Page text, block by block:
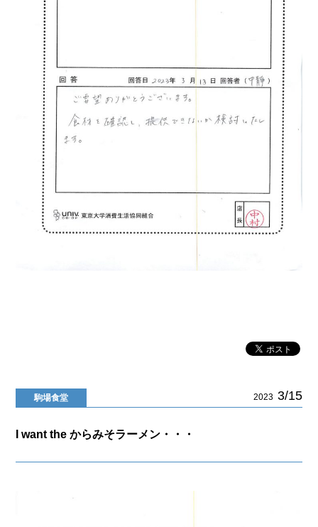
駒場食堂 2023 3/15
I want the からみそラーメン・・・